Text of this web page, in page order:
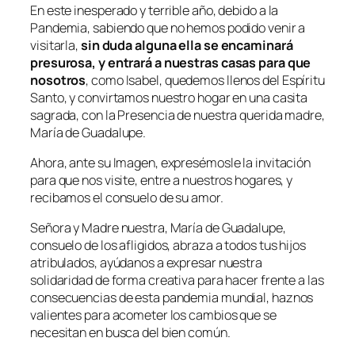
En este inesperado y terrible año, debido a la
Pandemia, sabiendo que no hemos podido venir a
visitarla,sin duda alguna ella se encaminará
presurosa, y entrará a nuestras casas para que
nosotros, como Isabel, quedemos llenos del Espíritu
Santo, y convirtamos nuestro hogar en una casita
sagrada, con la Presencia de nuestra querida madre,
María de Guadalupe.
Ahora, ante su Imagen, expresémosle la invitación
para que nos visite, entre a nuestros hogares, y
recibamos el consuelo de su amor.
Señora y Madre nuestra, María de Guadalupe,
consuelo de los afligidos, abraza a todos tus hijos
atribulados, ayúdanos a expresar nuestra
solidaridad de forma creativa para hacer frente a las
consecuencias de esta pandemia mundial, haznos
valientes para acometer los cambios que se
necesitan en busca del bien común.